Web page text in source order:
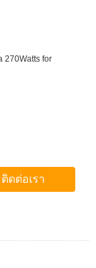
ติดต่อเรา